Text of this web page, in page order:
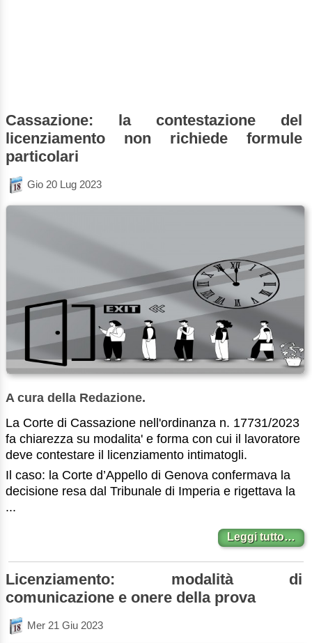
Cassazione: la contestazione del
licenziamento non richiede formule
particolari
Gio 20 Lug 2023
A cura della Redazione.
La Corte di Cassazione nell'ordinanza n. 17731/2023
fa chiarezza su modalita' e forma con cui il lavoratore
deve contestare il licenziamento intimatogli.
Il caso: la Corte d’Appello di Genova confermava la
decisione resa dal Tribunale di Imperia e rigettava la
...
Leggi tutto…
Licenziamento: modalità di
comunicazione e onere della prova
Mer 21 Giu 2023